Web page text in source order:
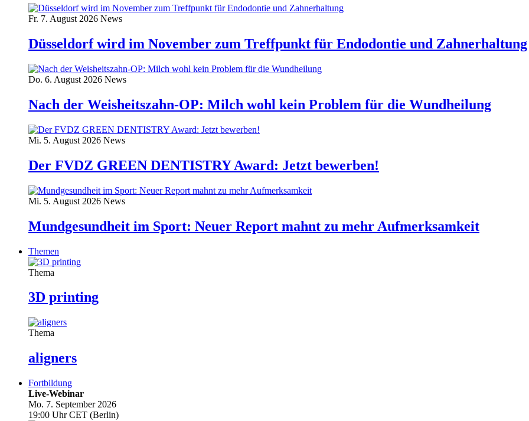
Fr. 7. August 2026 News
Düsseldorf wird im November zum Treffpunkt für Endodontie und Zahnerhaltung
Do. 6. August 2026 News
Nach der Weisheitszahn-OP: Milch wohl kein Problem für die Wundheilung
Mi. 5. August 2026 News
Der FVDZ GREEN DENTISTRY Award: Jetzt bewerben!
Mi. 5. August 2026 News
Mundgesundheit im Sport: Neuer Report mahnt zu mehr Aufmerksamkeit
Themen
Thema
3D printing
Thema
aligners
Fortbildung
Live-Webinar
Mo. 7. September 2026
19:00 Uhr CET (Berlin)